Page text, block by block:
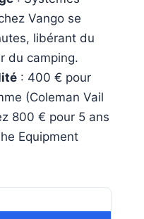
Vango se
libérant du
du camping.
: 400 € pour
(Coleman Vail
800 € pour 5 ans
Equipment